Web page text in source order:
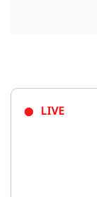
LIVE